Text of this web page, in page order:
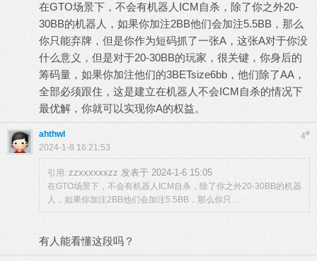
在GTO场景下，不会有机器人ICM自杀，除了你之外20-
30BB的机器人，如果你加注2BB他们会加注5.5BB，那么
你只能弃牌，但是你作为短码抓了一张A，这张A对于你没
什么意义，但是对于20-30BB的玩家，很关键，你身后的
筹码量，如果你加注他们的3BETsize6bb，他们除了AA，
全部必须跟住，这是建立在机器人不会ICM自杀的情况下
最优解，你就可以实现你A的权益。
4#
ahthwl
2024-1-8 16:21:53
引用: zzxxxxxxzz 发表于 2024-1-6 15:05
在GTO场景下，不会有机器人ICM自杀，除了你之外20-30BB的机器
人，如果你加注2BB他们会加注5.5BB，那么你只 ...
有人能看懂这段吗？